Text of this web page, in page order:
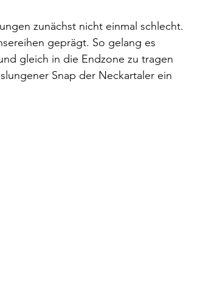
zunächst nicht einmal schlecht.
geprägt. So gelang es
gleich in die Endzone zu tragen
Snap der Neckartaler ein